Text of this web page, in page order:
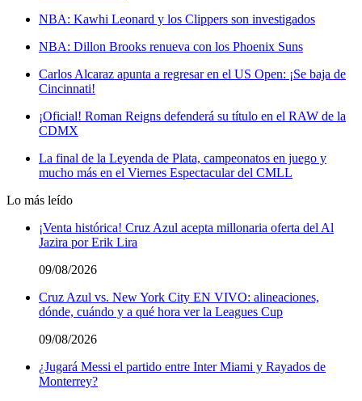
NBA: Kawhi Leonard y los Clippers son investigados
NBA: Dillon Brooks renueva con los Phoenix Suns
Carlos Alcaraz apunta a regresar en el US Open: ¡Se baja de
Cincinnati!
¡Oficial! Roman Reigns defenderá su título en el RAW de la
CDMX
La final de la Leyenda de Plata, campeonatos en juego y
mucho más en el Viernes Espectacular del CMLL
Lo más leído
¡Venta histórica! Cruz Azul acepta millonaria oferta del Al
Jazira por Erik Lira
09/08/2026
Cruz Azul vs. New York City EN VIVO: alineaciones,
dónde, cuándo y a qué hora ver la Leagues Cup
09/08/2026
¿Jugará Messi el partido entre Inter Miami y Rayados de
Monterrey?